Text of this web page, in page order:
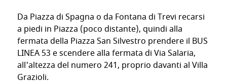
Ristorante Il Garigliano
propone cucina mediterranea con
Breakfast Buffet
Colazione continentale servita ogni mattina con prodotti
BAR & LOUNGE
Da Piazza di Spagna o da Fontana di Trevi recarsi
a piedi in Piazza (poco distante), quindi alla
fermata della Piazza San Silvestro prendere il BUS
LINEA 53 e scendere alla fermata di Via Salaria,
all'altezza del numero 241, proprio davanti al Villa
Grazioli.